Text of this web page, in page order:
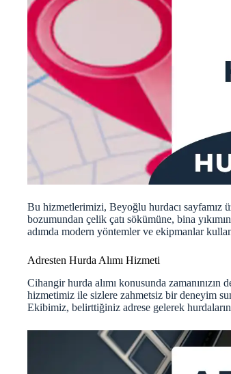
Bu hizmetlerimizi, Beyoğlu hurdacı sayfamız
bozumundan çelik çatı sökümüne, bina
adımda modern yöntemler ve ekipmanlar
Adresten Hurda Alımı Hizmeti
Cihangir hurda alımı konusunda
hizmetimiz ile sizlere zahmetsiz bir deneyim
Ekibimiz, belirttiğiniz adrese gelerek